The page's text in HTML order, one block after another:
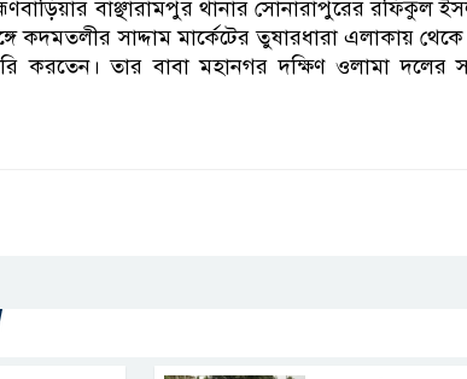
বাঞ্ছারামপুর থানার সোনারাপুরের রফিকুল
কদমতলীর সাদ্দাম মার্কেটের তুষারধারা এলাকায়
করতেন। তার বাবা মহানগর দক্ষিণ ওলামা দলের